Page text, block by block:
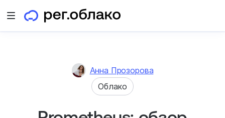
Открыть меню
Анна Прозорова
Облако